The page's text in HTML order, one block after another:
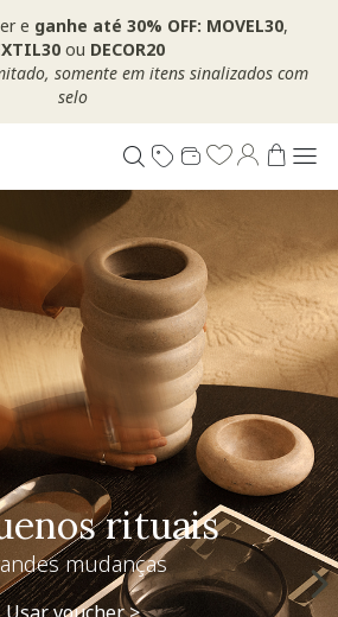
e ganhe até 30% OFF: MOVEL30,
ou DECOR20
somente em itens sinalizados com
selo
rituais
mudanças